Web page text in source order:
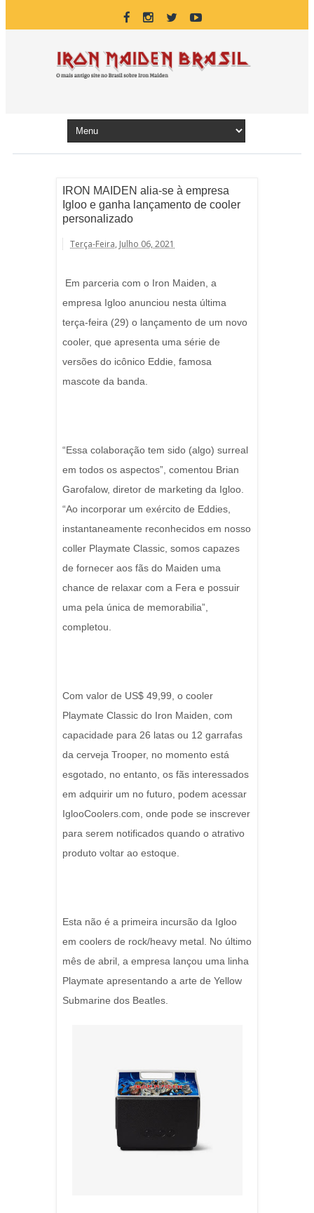
IRON MAIDEN alia-se à empresa
Igloo e ganha lançamento de cooler
personalizado
Terça-Feira, Julho 06, 2021
Em parceria com o Iron Maiden, a
empresa Igloo anunciou nesta última
terça-feira (29) o lançamento de um novo
cooler, que apresenta uma série de
versões do icônico Eddie, famosa
mascote da banda.
“Essa colaboração tem sido (algo) surreal
em todos os aspectos”, comentou Brian
Garofalow, diretor de marketing da Igloo.
“Ao incorporar um exército de Eddies,
instantaneamente reconhecidos em nosso
coller Playmate Classic, somos capazes
de fornecer aos fãs do Maiden uma
chance de relaxar com a Fera e possuir
uma pela única de memorabilia”,
completou.
Com valor de US$ 49,99, o cooler
Playmate Classic do Iron Maiden, com
capacidade para 26 latas ou 12 garrafas
da cerveja Trooper, no momento está
esgotado, no entanto, os fãs interessados
em adquirir um no futuro, podem acessar
IglooCoolers.com, onde pode se inscrever
para serem notificados quando o atrativo
produto voltar ao estoque.
Esta não é a primeira incursão da Igloo
em coolers de rock/heavy metal. No último
mês de abril, a empresa lançou uma linha
Playmate apresentando a arte de Yellow
Submarine dos Beatles.